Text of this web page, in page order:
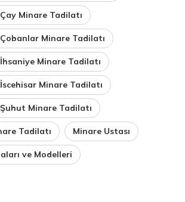
Minare Tadilatı
Minare Tadilatı
Minare Tadilatı
Minare Tadilatı
Minare Tadilatı
Tadilatı Minare Ustası
ve Modelleri